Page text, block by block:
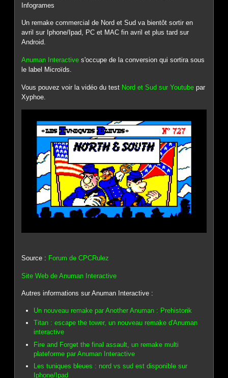
Infogrames
Un remake commercial de Nord et Sud va bientôt sortir en
avril sur Iphone/Ipad, PC et MAC fin avril et plus tard sur
Android.
Anuman Interactive s'occupe de la conversion qui sortira sous
le label Microïds.
Vous pouvez voir la vidéo du test Nord et Sud sur Youtube par
Xyphoe.
Source : Forum de CPCRulez
Site Web de Anuman Interactive
Autres informations sur Anuman Interactive :
Un nouveau remake par Another Anuman : Prehistorik
Titan : escape the tower, un nouveau remake d'Anuman
interactive
Fire and Forget the final assault, un remake multi
plateforme par Anuman Interactive
Les tuniques bleues : nord vs sud est disponible sur
Iphone/Ipad